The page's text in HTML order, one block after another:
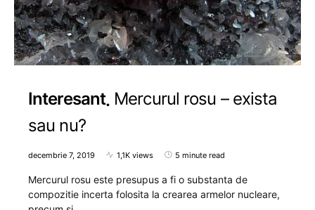
Interesant Mercurul rosu – exista
sau nu?
decembrie 7, 2019 1,1K views 5 minute read
Mercurul rosu este presupus a fi o substanta de
compozitie incerta folosita la crearea armelor nucleare,